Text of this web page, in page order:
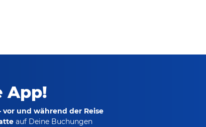
App!
und während der Reise
auf Deine Buchungen